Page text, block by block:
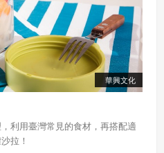
華興文化
利用臺灣常見的食材，再搭配適
拉！